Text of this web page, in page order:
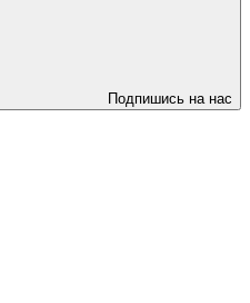
Подпишись на нас